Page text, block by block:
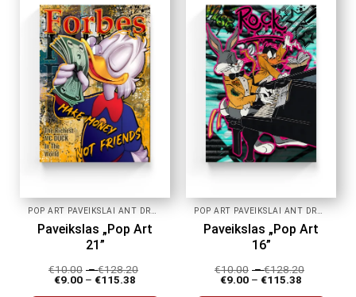
variants.
The
options
may
be
chosen
on
the
product
page
The
options
may
be
chosen
on
the
product
page
Paveikslas „Pop Art
21”
€10.00 –€128.20
€9.00 – €115.38
Paveikslas „Pop Art
16”
€10.00 –€128.20
€9.00 – €115.38